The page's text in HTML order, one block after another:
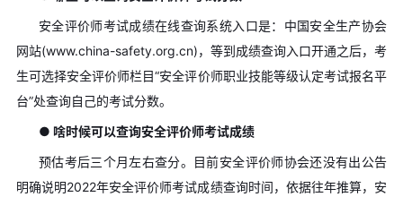
安全评价师考试成绩在线查询系统入口是：中国安全生产协会
网站(www.china-safety.org.cn)，等到成绩查询入口开通之后，考
生可选择安全评价师栏目“安全评价师职业技能等级认定考试报名平
台”处查询自己的考试分数。
● 啥时候可以查询安全评价师考试成绩
预估考后三个月左右查分。目前安全评价师协会还没有出公告
明确说明2022年安全评价师考试成绩查询时间，依据往年推算，安